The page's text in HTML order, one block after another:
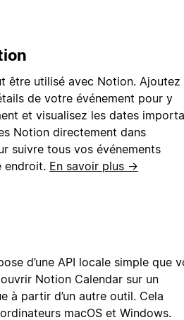
être utilisé avec Notion. Ajoutez
de votre événement pour y
et visualisez les dates
Notion directement dans
suivre tous vos événements
endroit. En savoir plus →
d’une API locale simple que
Notion Calendar sur un
à partir d’un autre outil. Cela
macOS et Windows.